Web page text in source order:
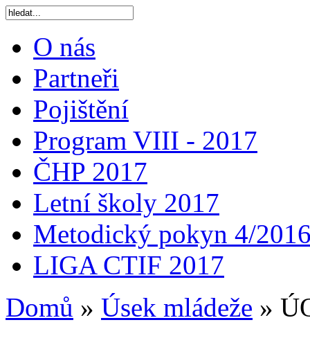
O nás
Partneři
Pojištění
Program VIII - 2017
ČHP 2017
Letní školy 2017
Metodický pokyn 4/
LIGA CTIF 2017
Domů » Úsek mládeže »